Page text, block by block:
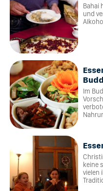
Bahai
und
Im
keine
vielen